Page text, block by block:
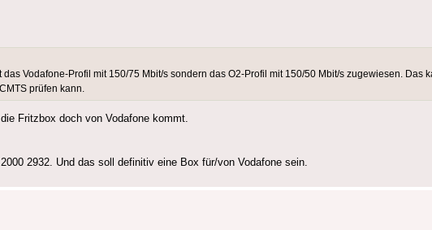
Vodafone-Profil mit 150/75 Mbit/s sondern das O2-Profil mit 150/50 Mbit/s zugewiesen. Das
prüfen kann.
Fritzbox doch von Vodafone kommt.
2932. Und das soll definitiv eine Box für/von Vodafone sein.